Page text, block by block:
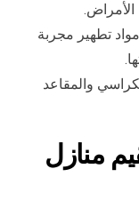
الأمراض.
مواد تطهير مجربة
والمقاعد
منازل